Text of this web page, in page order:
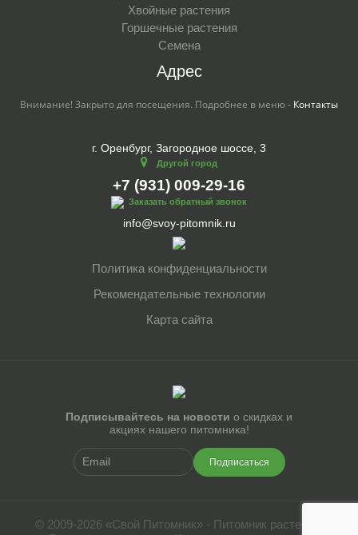
Хвойные растения
Горшечные растения
Семена
Адрес
Внимание! Закрыто для посещения. Подробнее в меню - Контакты
г. Оренбург, Загородное шоссе, 3
Другой город
+7 (931) 009-29-16
Заказать обратный звонок
info@svoy-pitomnik.ru
Политика конфиденциальности
Рекомендательные технологии
Карта сайта
Подписывайтесь на новости о скидках и
акциях нашего питомника!
Подписаться
© 2009-2026 «Свой Питомник» - Питомник растений.